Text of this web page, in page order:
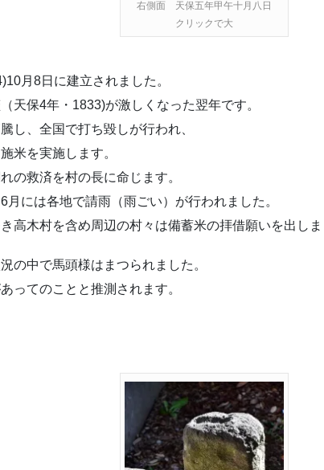
右側面 天保五年甲午十月八日
クリックで大
月8日に建立されました。
天保4年・1833)が激しくなった翌年です。
し、全国で打ち毀しが行われ、
米を実施します。
の救済を村の長に命じます。
月には各地で請雨（雨ごい）が行われました。
高木村を含め周辺の村々は備蓄米の拝借願いを出しま
の中で馬頭様はまつられました。
ってのことと推測されます。